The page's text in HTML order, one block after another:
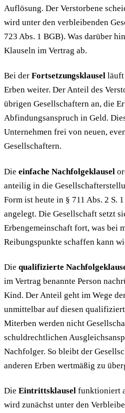
Auflösung. Der Verstorbene
wird unter den verbleibenden
723 Abs. 1 BGB). Was darüber
Klauseln im Vertrag ab.
Bei der Fortsetzungsklausel läuft
Erben weiter. Der Anteil des
übrigen Gesellschaftern an, die
Abfindungsanspruch in Geld.
Unternehmen frei von neuen,
Gesellschaftern.
Die einfache Nachfolgeklausel
anteilig in die
Form ist heute in § 711 Abs. 2 S.
angelegt. Die Gesellschaft setzt
Erbengemeinschaft fort, was bei
Reibungspunkte schaffen kann
Die qualifizierte
im Vertrag benannte Person
Kind. Der Anteil geht im Wege
unmittelbar auf diesen
Miterben werden nicht
schuldrechtlichen
Nachfolger. So bleibt der
anderen Erben wertmäßig zu
Die Eintrittsklausel funktioniert
wird zunächst unter den